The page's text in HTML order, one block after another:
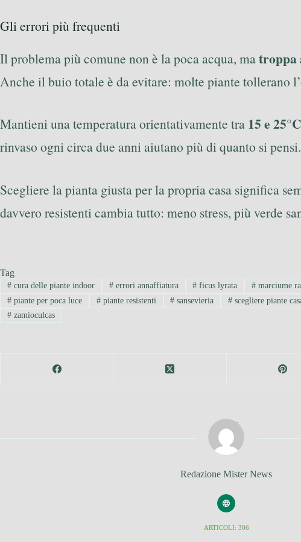
Gli errori più frequenti
Il problema più comune non è la poca acqua, matroppa
Anche il buio totale è da evitare: molte piante tollerano
Mantieni una temperatura orientativamente tra 15 e 25°C
rinvaso ogni circa due anni aiutano più di quanto si pensi.
Scegliere la pianta giusta per la propria casa significa
davvero resistenti cambia tutto: meno stress, più verde
Tag
#cura delle piante indoor #errori annaffiatura # ficus lyrata # marciume
#piante per poca luce #piante resistenti # sansevieria # scegliere piante
#zamioculcas
Redazione Mister News
ARTICOLI: 306